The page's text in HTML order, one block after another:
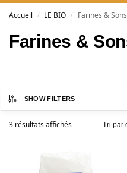
Accueil / LE BIO / Farines & Sons
Farines &
SHOW FILTERS
3 résultats affichés